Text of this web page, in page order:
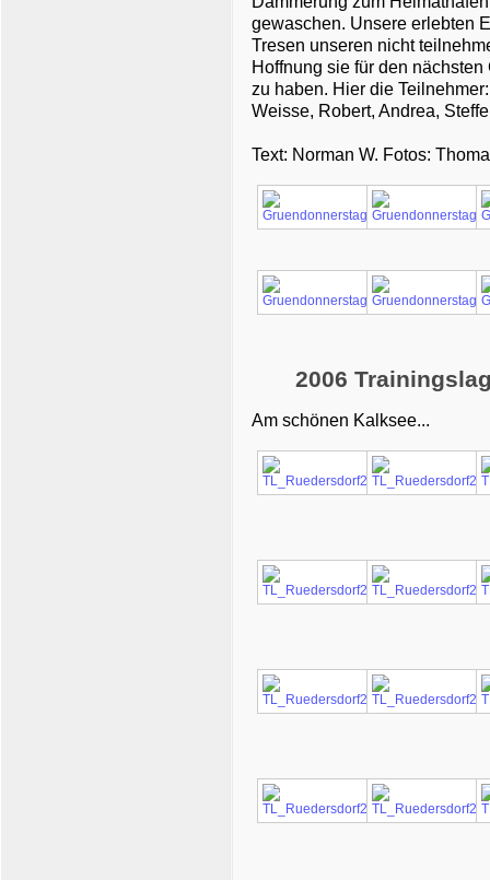
gewaschen. Unsere erlebten
Tresen unseren nicht
Hoffnung sie für den
zu haben. Hier die
Weisse, Robert, Andrea,
Text: Norman W. Fotos:
2006
Am schönen Kalksee...